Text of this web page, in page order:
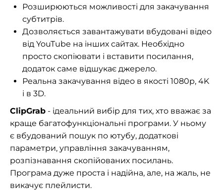
Розширюються можливості для закачування
субтитрів.
Дозволяється завантажувати вбудовані відео
від YouTube на інших сайтах. Необхідно
просто скопіювати і вставити посилання,
додаток саме відшукає джерело.
Реальна закачування відео в якості 1080p, 4K
і в 3D.
ClipGrab - ідеальний вибір для тих, хто вважає за
краще багатофункціональні програми. У ньому
є вбудований пошук по ютубу, додаткові
параметри, управління закачуванням,
розпізнавання скопійованих посилань.
Програма дуже проста і надійна, але, на жаль, не
викачує плейлисти.